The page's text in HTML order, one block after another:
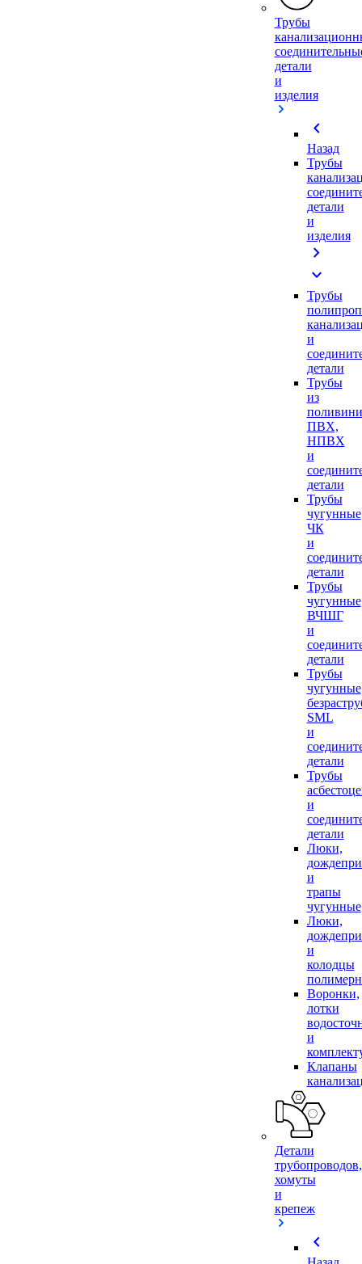
Трубы
детали
и
изделия
chevron_left
Назад
Трубы
детали
и
изделия
chevron_right
expand_more
Трубы
и
детали
Трубы
из
ПВХ,
НПВХ
и
детали
Трубы
чугунные
ЧК
и
детали
Трубы
чугунные
ВЧШГ
и
детали
Трубы
чугунные
SML
и
детали
Трубы
и
детали
Люки,
и
трапы
чугунные
Люки,
и
колодцы
Воронки,
лотки
и
Клапаны
Детали
трубопроводов,
хомуты
и
крепеж
chevron_left